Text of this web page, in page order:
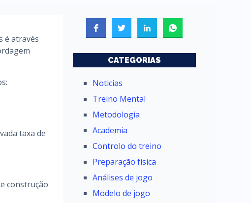
é através
taxa de
construção
CATEGORIAS
Noticias
Treino Mental
Metodologia
Academia
Controlo do treino
Preparação física
Análises de jogo
Modelo de jogo